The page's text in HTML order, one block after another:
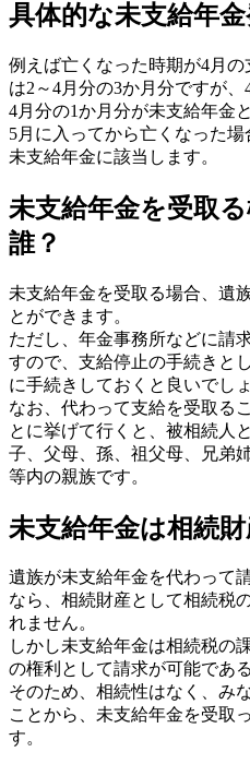
具体的な未支給年
例えば亡くなった時期が4月
は2～4月分の3か月分ですが
4月分の1か月分が未支給年金
5月に入ってから亡くなった
未支給年金に該当します。
未支給年金を受取
誰？
未支給年金を受取る場合、遺
とができます。
ただし、年金事務所などに請
すので、支給停止の手続きと
に手続きしておくと良いでしょ
なお、代わって支給を受取る
とに挙げて行くと、被相続人
子、父母、孫、祖父母、兄弟
等内の親族です。
未支給年金は相続
遺族が未支給年金を代わって
なら、相続財産として相続税
れません。
しかし未支給年金は相続税の
の権利として請求が可能であ
そのため、相続性はなく、み
ことから、未支給年金を受取
す。